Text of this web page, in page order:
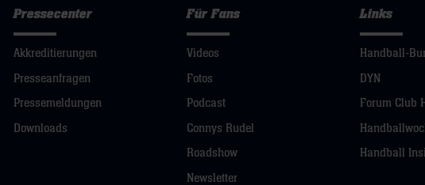
Pressecenter
Akkreditierungen
Presseanfragen
Pressemeldungen
Downloads
Für Fans
Videos
Fotos
Podcast
Connys Rudel
Roadshow
Newsletter
Links
Handball-
DYN
Forum Club
Handball